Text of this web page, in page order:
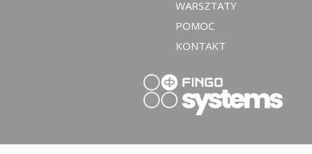
WARSZTATY
POMOC
KONTAKT